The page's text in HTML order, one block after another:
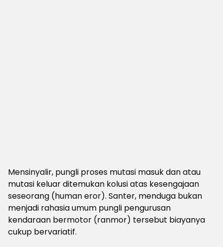
Mensinyalir, pungli proses mutasi masuk dan atau
mutasi keluar ditemukan kolusi atas kesengajaan
seseorang (human eror). Santer, menduga bukan
menjadi rahasia umum pungli pengurusan
kendaraan bermotor (ranmor) tersebut biayanya
cukup bervariatif.